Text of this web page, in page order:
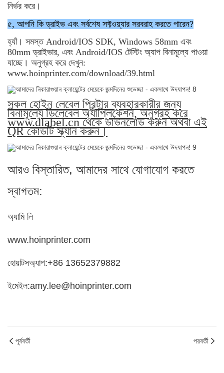
নির্ভর করে।
৫, আপনি কি ড্রাইভ এবং সর্বশেষ সফ্টওয়্যার সরবরাহ করতে পারেন?
হ্যাঁ। সমস্ত Android/IOS SDK, Windows 58mm এবং
80mm ড্রাইভার, এবং Android/IOS টেস্টিং অ্যাপ বিনামূল্যে পাওয়া
যাচ্ছে। অনুগ্রহ করে দেখুন:
www.hoinprinter.com/download/39.html
সকল হোইন লেবেল প্রিন্টার ব্যবহারকারীর জন্য
বিনামূল্যে ডিলেবেল অ্যাপ্লিকেশন, অনুগ্রহ করে
www.dlabel.cn থেকে ডাউনলোড করুন অথবা এই
QR কোডটি স্ক্যান করুন।
আরও বিস্তারিত, আমাদের সাথে যোগাযোগ করতে
স্বাগতম:
অ্যামি লি
www.hoinprinter.com
হোয়াটসঅ্যাপ:+86 13652379882
ইমেইল:amy.lee@hoinprinter.com
পূর্ববর্তী পরবর্তী